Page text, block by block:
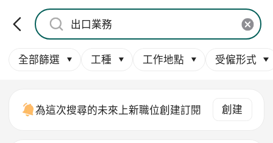
全部篩選 工種 工作地點 受僱形式
為這次搜尋的未來上新職位創建訂閱 創建